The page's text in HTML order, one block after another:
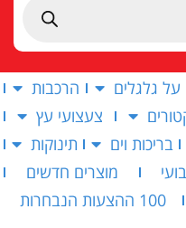
על גלגלים
הרכבות
צעצועי עץ
בריכות וים
תינוקות
מוצרים חדשים
100 ההצעות הנבחרות